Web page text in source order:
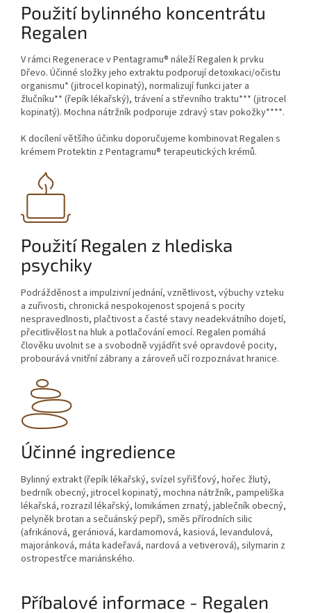
Použití bylinného koncentrátu
Regalen
V rámci Regenerace v Pentagramu® náleží Regalen k prvku
Dřevo. Účinné složky jeho extraktu podporují detoxikaci/očistu
organismu* (jitrocel kopinatý), normalizují funkci jater a
žlučníku** (řepík lékařský), trávení a střevního traktu*** (jitrocel
kopinatý). Mochna nátržník podporuje zdravý stav pokožky****.
K docílení většího účinku doporučujeme kombinovat Regalen s
krémem Protektin z Pentagramu® terapeutických krémů.
Použití Regalen z hlediska
psychiky
Podrážděnost a impulzivní jednání, vznětlivost, výbuchy vzteku
a zuřivosti, chronická nespokojenost spojená s pocity
nespravedlnosti, plačtivost a časté stavy neadekvátního dojetí,
přecitlivělost na hluk a potlačování emocí. Regalen pomáhá
člověku uvolnit se a svobodně vyjádřit své opravdové pocity,
probourává vnitřní zábrany a zároveň učí rozpoznávat hranice.
Účinné ingredience
Bylinný extrakt (řepík lékařský, svízel syřišťový, hořec žlutý,
bedrník obecný, jitrocel kopinatý, mochna nátržník, pampeliška
lékařská, rozrazil lékařský, lomikámen zrnatý, jablečník obecný,
pelyněk brotan a sečuánský pepř), směs přírodních silic
(afrikánová, gerániová, kardamomová, kasiová, levandulová,
majoránková, máta kadeřavá, nardová a vetiverová), silymarin z
ostropestřce mariánského.
Příbalové informace - Regalen